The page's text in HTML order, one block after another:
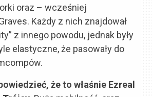
oraz – wcześniej
Każdy z nich znajdował
z innego powodu, jednak były
elastyczne, że pasowały do
że to właśnie Ezreal